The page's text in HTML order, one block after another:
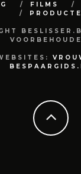
FILMS